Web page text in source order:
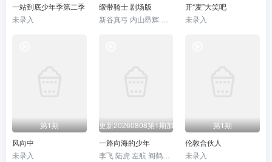
20250504 20250511 20250518
20240331 20240407 20240428
一站到底少年季第二季
未录入
缎带骑士 剧场版
开“麦”大笑吧
未录入
第1期
风向中
未录入
更新20260808第1期加更
一路向海的少年
李飞 陆虎 左航 阎鹤祥 朱志鑫 苏新皓 张极 张泽禹
第1期
伦敦合伙人
未录入